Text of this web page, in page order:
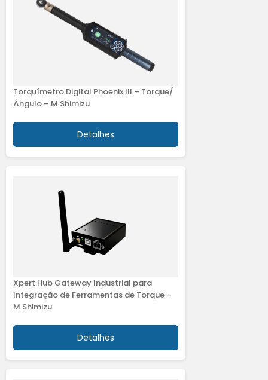
Torquímetro Digital Phoenix III – Torque/
Ângulo – M.Shimizu
Detalhes
Xpert Hub Gateway Industrial para
Integração de Ferramentas de Torque –
M.Shimizu
Detalhes